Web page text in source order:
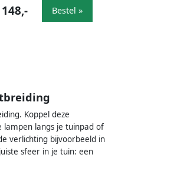
148,- Bestel »
Koppel deze
lampen langs je tuinpad of
verlichting bijvoorbeeld in
sfeer in je tuin: een